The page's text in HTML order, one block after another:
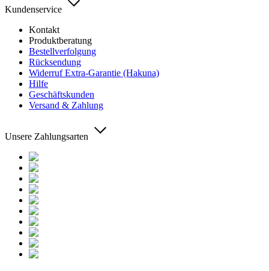
Kundenservice
Kontakt
Produktberatung
Bestellverfolgung
Rücksendung
Widerruf Extra-Garantie (Hakuna)
Hilfe
Geschäftskunden
Versand & Zahlung
Unsere Zahlungsarten